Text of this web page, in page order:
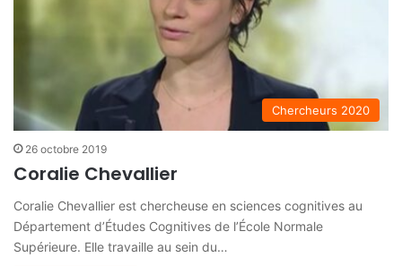
Chercheurs 2020
26 octobre 2019
Coralie Chevallier
Coralie Chevallier est chercheuse en sciences cognitives au
Département d’Études Cognitives de l’École Normale
Supérieure. Elle travaille au sein du…